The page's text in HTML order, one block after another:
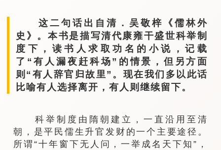
这二句话出自清．吴敬梓《儒林外
史》。本书是描写清代康雍干盛世科举制
度下，读书人求取功名的小说，记载
了“有人漏夜赶科场”的情景，但另方面
则“有人辞官归故里”。现在我们多以此话
比喻有人选择离开，有人则继续留下。
科举制度由隋朝建立，一直沿用至清
朝，是平民儒生升官发财的一个主要途径。
所谓“十年窗下无人问，一举成名天下知”，